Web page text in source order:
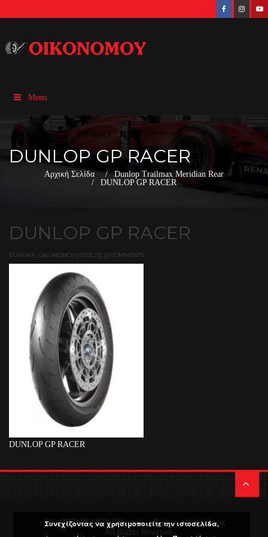
Menu
DUNLOP GP RACER
Αρχική Σελίδα
Dunlop Trailmax Meridian Rear
DUNLOP GP RACER
DUNLOP GP RACER
ELASTIKA_OIKONOMOU | 03.09.20| | 0 COMMENTS
DUNLOP GP RACER
© ΟΙΚΟΝΟΜΟΥ Ελαστικά – Ζάντες – Αναρτήσεις
All Rights Reserved
Συνεχίζοντας να χρησιμοποιείτε την ιστοσελίδα,